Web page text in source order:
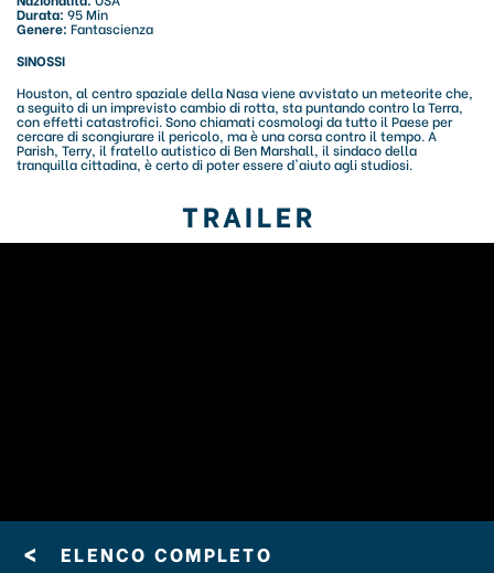
Durata: 95 Min
Genere: Fantascienza
SINOSSI
Houston, al centro spaziale della Nasa viene avvistato un meteorite che,
a seguito di un imprevisto cambio di rotta, sta puntando contro la Terra,
con effetti catastrofici. Sono chiamati cosmologi da tutto il Paese per
cercare di scongiurare il pericolo, ma è una corsa contro il tempo. A
Parish, Terry, il fratello autistico di Ben Marshall, il sindaco della
tranquilla cittadina, è certo di poter essere d'aiuto agli studiosi.
TRAILER
< ELENCO COMPLETO